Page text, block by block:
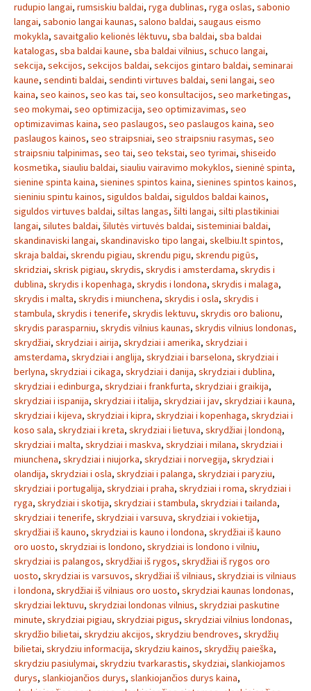
rudupio langai, rumsiskiu baldai, ryga dublinas, ryga oslas, sabonio
langai, sabonio langai kaunas, salono baldai, saugaus eismo
mokykla, savaitgalio kelionės lėktuvu, sba baldai, sba baldai
katalogas, sba baldai kaune, sba baldai vilnius, schuco langai,
sekcija, sekcijos, sekcijos baldai, sekcijos gintaro baldai, seminarai
kaune, sendinti baldai, sendinti virtuves baldai, seni langai, seo
kaina, seo kainos, seo kas tai, seo konsultacijos, seo marketingas,
seo mokymai, seo optimizacija, seo optimizavimas, seo
optimizavimas kaina, seo paslaugos, seo paslaugos kaina, seo
paslaugos kainos, seo straipsniai, seo straipsniu rasymas, seo
straipsniu talpinimas, seo tai, seo tekstai, seo tyrimai, shiseido
kosmetika, siauliu baldai, siauliu vairavimo mokyklos, sieninė spinta,
sienine spinta kaina, sienines spintos kaina, sienines spintos kainos,
sieniniu spintu kainos, siguldos baldai, siguldos baldai kainos,
siguldos virtuves baldai, siltas langas, šilti langai, silti plastikiniai
langai, silutes baldai, šilutės virtuvės baldai, sisteminiai baldai,
skandinaviski langai, skandinavisko tipo langai, skelbiu.lt spintos,
skraja baldai, skrendu pigiau, skrendu pigu, skrendu pigūs,
skridziai, skrisk pigiau, skrydis, skrydis i amsterdama, skrydis i
dublina, skrydis i kopenhaga, skrydis i londona, skrydis i malaga,
skrydis i malta, skrydis i miunchena, skrydis i osla, skrydis i
stambula, skrydis i tenerife, skrydis lektuvu, skrydis oro balionu,
skrydis parasparniu, skrydis vilnius kaunas, skrydis vilnius londonas,
skrydžiai, skrydziai i airija, skrydziai i amerika, skrydziai i
amsterdama, skrydziai i anglija, skrydziai i barselona, skrydziai i
berlyna, skrydziai i cikaga, skrydziai i danija, skrydziai i dublina,
skrydziai i edinburga, skrydziai i frankfurta, skrydziai i graikija,
skrydziai i ispanija, skrydziai i italija, skrydziai i jav, skrydziai i kauna,
skrydziai i kijeva, skrydziai i kipra, skrydziai i kopenhaga, skrydziai i
koso sala, skrydziai i kreta, skrydziai i lietuva, skrydžiai į londoną,
skrydziai i malta, skrydziai i maskva, skrydziai i milana, skrydziai i
miunchena, skrydziai i niujorka, skrydziai i norvegija, skrydziai i
olandija, skrydziai i osla, skrydziai i palanga, skrydziai i paryziu,
skrydziai i portugalija, skrydziai i praha, skrydziai i roma, skrydziai i
ryga, skrydziai i skotija, skrydziai i stambula, skrydziai i tailanda,
skrydziai i tenerife, skrydziai i varsuva, skrydziai i vokietija,
skrydžiai iš kauno, skrydziai is kauno i londona, skrydžiai iš kauno
oro uosto, skrydziai is londono, skrydziai is londono i vilniu,
skrydziai is palangos, skrydžiai iš rygos, skrydžiai iš rygos oro
uosto, skrydziai is varsuvos, skrydžiai iš vilniaus, skrydziai is vilniaus
i londona, skrydžiai iš vilniaus oro uosto, skrydziai kaunas londonas,
skrydziai lektuvu, skrydziai londonas vilnius, skrydziai paskutine
minute, skrydziai pigiau, skrydziai pigus, skrydziai vilnius londonas,
skrydžio bilietai, skrydziu akcijos, skrydziu bendroves, skrydžių
bilietai, skrydziu informacija, skrydziu kainos, skrydžių paieška,
skrydziu pasiulymai, skrydziu tvarkarastis, skydziai, slankiojamos
durys, slankiojančios durys, slankiojančios durys kaina,